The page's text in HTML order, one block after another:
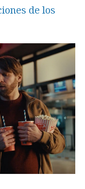
de los